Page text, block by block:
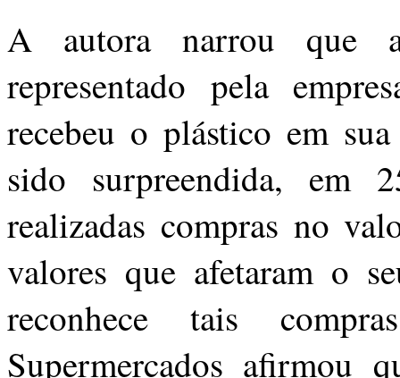
A autora narrou que
representado pela
recebeu o plástico em
sido surpreendida, em
realizadas compras no
valores que afetaram o
reconhece tais
Supermercados afirmou